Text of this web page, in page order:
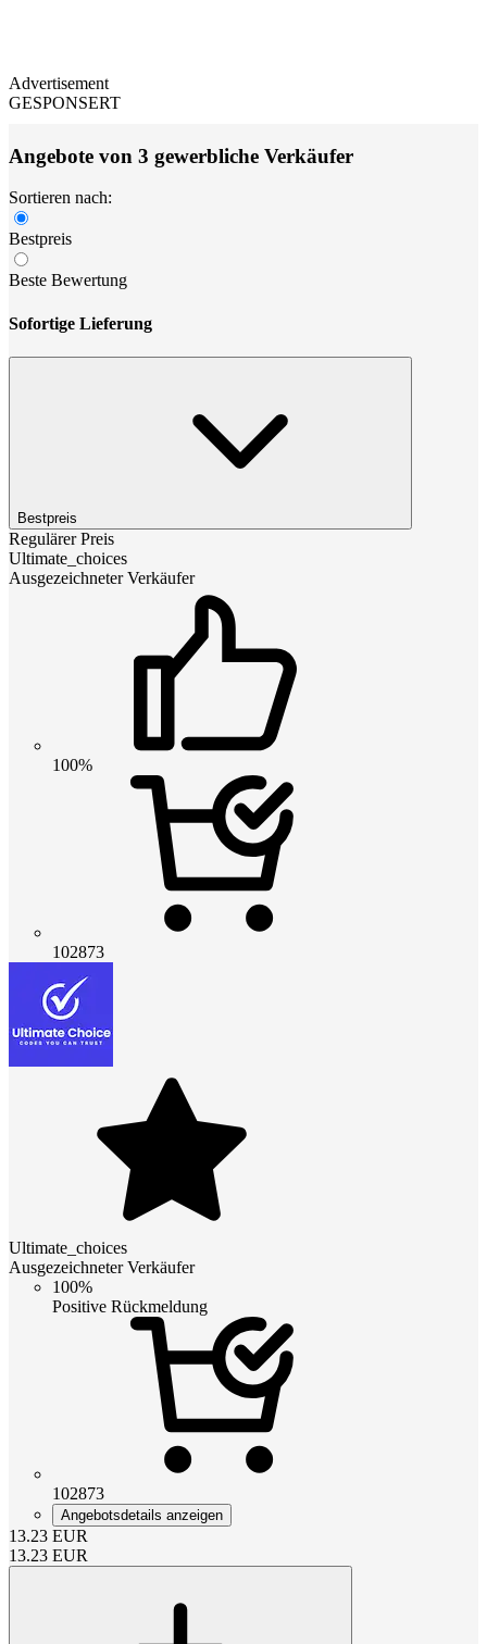
Advertisement
GESPONSERT
Angebote von 3 gewerbliche Verkäufer
Sortieren nach:
Bestpreis
Beste Bewertung
Sofortige Lieferung
Bestpreis
Regulärer Preis
Ultimate_choices
Ausgezeichneter Verkäufer
100%
102873
Ultimate_choices
Ausgezeichneter Verkäufer
100%
Positive Rückmeldung
102873
Angebotsdetails anzeigen
13.23 EUR
13.23 EUR